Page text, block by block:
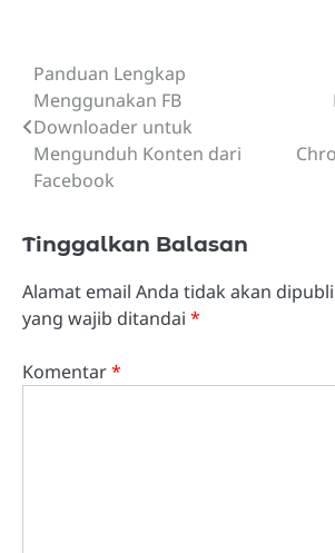
Navigasi
pos
Panduan Lengkap
Menggunakan FB
Downloader untuk
Mengunduh Konten dari
Facebook
Tinggalkan Balasan
Alamat email Anda tidak akan
yang wajib ditandai *
Komentar*